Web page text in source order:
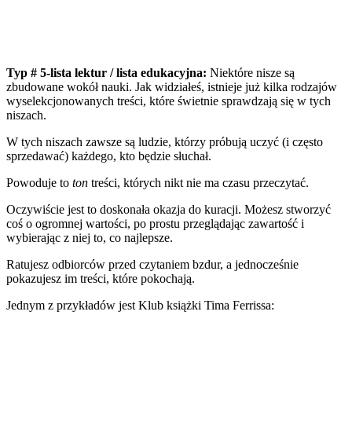
Typ # 5-lista lektur / lista edukacyjna: Niektóre nisze są
zbudowane wokół nauki. Jak widziałeś, istnieje już kilka rodzajów
wyselekcjonowanych treści, które świetnie sprawdzają się w tych
niszach.
W tych niszach zawsze są ludzie, którzy próbują uczyć (i często
sprzedawać) każdego, kto będzie słuchał.
Powoduje to ton treści, których nikt nie ma czasu przeczytać.
Oczywiście jest to doskonała okazja do kuracji. Możesz stworzyć
coś o ogromnej wartości, po prostu przeglądając zawartość i
wybierając z niej to, co najlepsze.
Ratujesz odbiorców przed czytaniem bzdur, a jednocześnie
pokazujesz im treści, które pokochają.
Jednym z przykładów jest Klub książki Tima Ferrissa: